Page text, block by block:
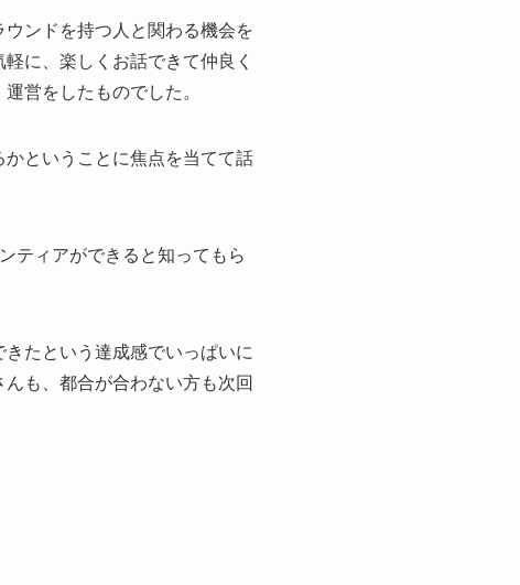
ンドを持つ人と関わる機会を
に、楽しくお話できて仲良く
営をしたものでした。
ということに焦点を当てて話
ティアができると知ってもら
たという達成感でいっぱいに
も、都合が合わない方も次回